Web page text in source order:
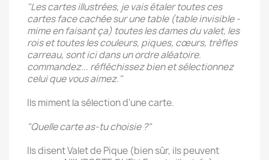
"Les cartes illustrées, je vais étaler toutes ces
cartes face cachée sur une table (table invisible -
mime en faisant ça) toutes les dames du valet, les
rois et toutes les couleurs, piques, cœurs, trèfles
carreau, sont ici dans un ordre aléatoire.
commandez... réfléchissez bien et sélectionnez
celui que vous aimez."
Ils miment la sélection d'une carte.
"Quelle carte as-tu choisie ?"
Ils disent Valet de Pique (bien sûr, ils peuvent